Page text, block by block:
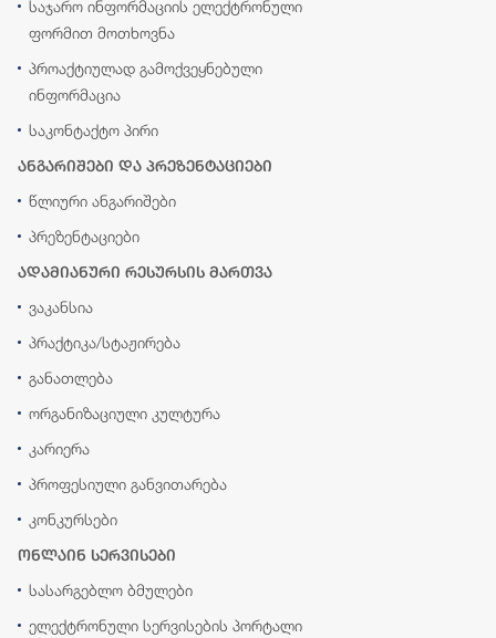
საჯარო ინფორმაციის ელექტრონული
ფორმით მოთხოვნა
პროაქტიულად გამოქვეყნებული
ინფორმაცია
საკონტაქტო პირი
ანგარიშები და პრეზენტაციები
წლიური ანგარიშები
პრეზენტაციები
ადამიანური რესურსის მართვა
ვაკანსია
პრაქტიკა/სტაჟირება
განათლება
ორგანიზაციული კულტურა
კარიერა
პროფესიული განვითარება
კონკურსები
ონლაინ სერვისები
სასარგებლო ბმულები
ელექტრონული სერვისების პორტალი